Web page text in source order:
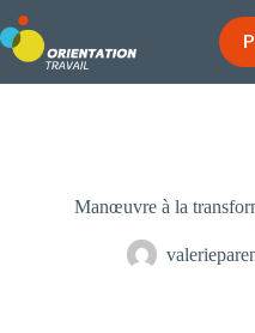
au
contenu
Manœuvre à la